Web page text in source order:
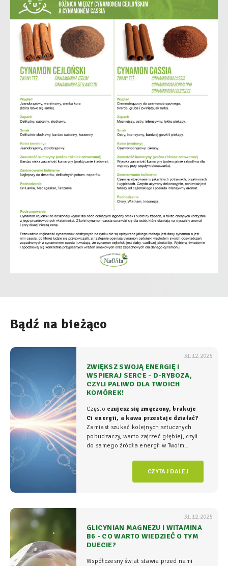
Bądź na bieżąco
31.12.2025
ZWIĘKSZ SWOJĄ ENERGIĘ I
WSPIERAJ SERCE - D-RYBOZA,
CZYLI PALIWO DLA TWOICH
KOMÓREK!
Często czujesz się zmęczony, brakuje
Ci energii, a kawa przestaje działać?
Zamiast szukać kolejnych sztucznych
pobudzaczy, warto zajrzeć głębiej, czyli
do samego źródła energii w Twoim
komórkowym rozgrywa się cała
CZYTAJ DALEJ
31.12.2025
GLICYNIAN MAGNEZU I WITAMINA
B6 - CO WARTO WIEDZIEĆ O TYM
DUECIE?
Współczesny świat stawia przed nami